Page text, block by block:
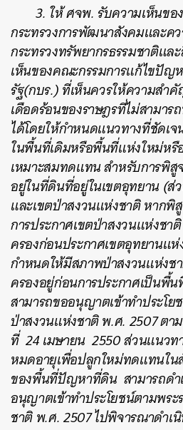
3. ให้ ศจพ. รับความเห็นขอ
กระทรวงการพัฒนาสังคมและค
กระทรวงทรัพยากรธรรมชาติแ
เห็นของคณะกรรมการแก้ไขปัญ
รัฐ(กบร.) ที่เห็นควรให้ความสำ
เดือดร้อนของราษฎรที่ไม่สามา
ได้โดยให้กำหนดแนวทางที่ชัดเ
ในพื้นที่เดิมหรือพื้นที่แห่งใหม่หรื
เหมาะสมทดแทน สำหรับการพิ
อยู่ในที่ดินที่อยู่ในเขตอุทยาน (ส่
และเขตป่าสงวนแห่งชาติ หากพิ
การประกาศเขตป่าสงวนแห่งชา
ครองก่อนประกาศเขตอุทยานแ
กำหนดให้มีสภาพป่าสงวนแห่งช
ครองอยู่ก่อนการประกาศเป็นพื้
สามารถขออนุญาตเข้าทำประโ
ป่าสงวนแห่งชาติ พ.ศ. 2507 ต
ที่ 24 เมษายน 2550 ส่วนแนวท
หมดอายุเพื่อปลูกใหม่ทดแทนใน
ของพื้นที่ปัญหาที่ดิน สามารถดำ
อนุญาตเข้าทำประโยชน์ตามพ
ชาติ พ.ศ. 2507 ไปพิจารณาดำเ